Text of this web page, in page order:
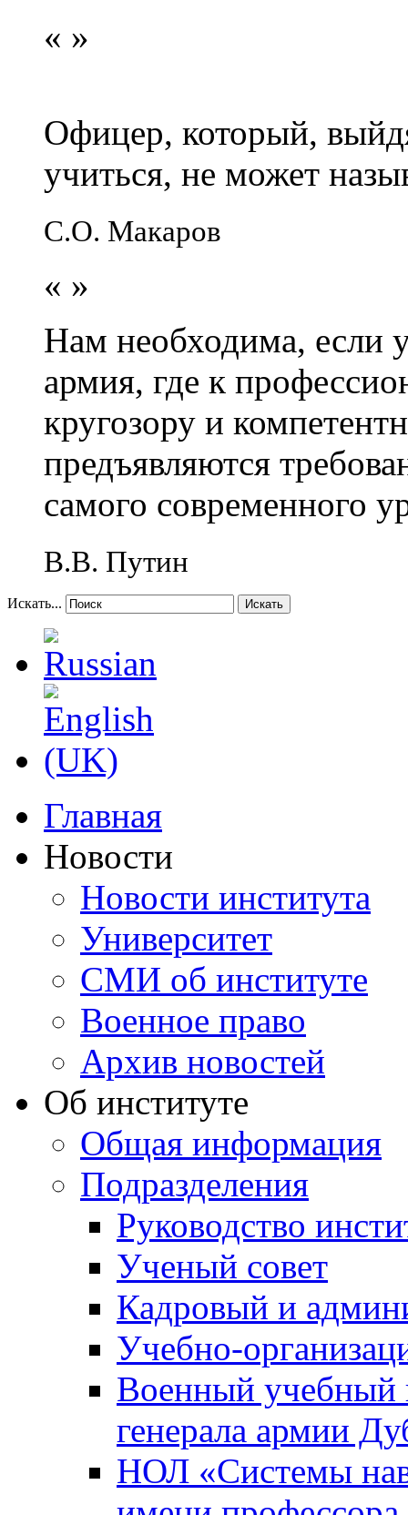
« »
Офицер, который,
учиться, не может
С.О. Макаров
« »
Нам необходима, если
армия, где к
кругозору и
предъявляются
самого современного
В.В. Путин
Искать... Искать
Главная
Новости
Новости института
Университет
СМИ об институте
Военное право
Архив новостей
Об институте
Общая информация
Подразделения
Руководство
Ученый совет
Кадровый и
Учебно-
Военный учебный
генерала армии
НОЛ «Системы